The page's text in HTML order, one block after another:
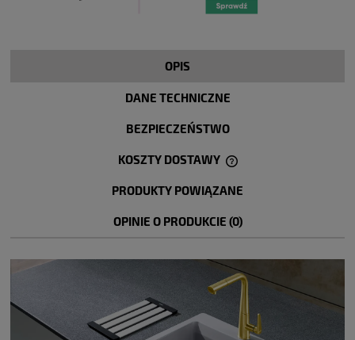
OPIS
DANE TECHNICZNE
BEZPIECZEŃSTWO
KOSZTY DOSTAWY
CENA NIE ZAWIERA EWENTUALNYCH KOSZTÓW PŁATNOŚCI
PRODUKTY POWIĄZANE
OPINIE O PRODUKCIE (0)